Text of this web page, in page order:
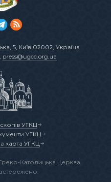
5, Київ 02002, Україна
, press@ugcc.org.ua
УГКЦ
УГКЦ
карта УГКЦ
Католицька Церква.